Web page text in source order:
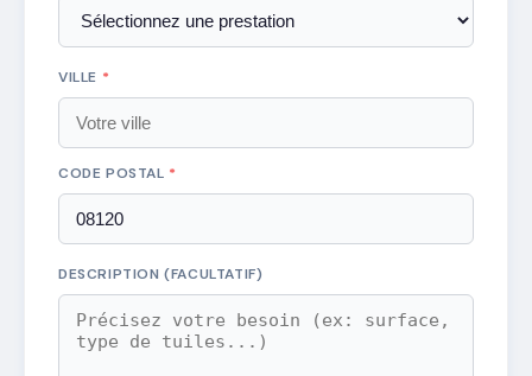
VILLE *
CODE POSTAL *
DESCRIPTION (FACULTATIF)